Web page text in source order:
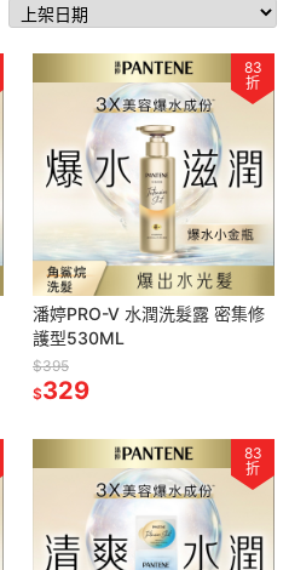
83
折
潘婷PRO-V 水潤洗髮露 密集修
護型530ML
$395
$329
83
折